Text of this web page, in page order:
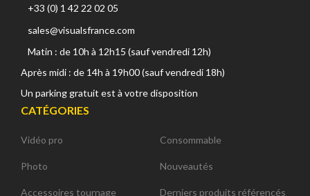
+33 (0) 1 42 22 02 05
sales@visualsfrance.com
Matin : de 10h à 12h15 (sauf vendredi 12h)
Après midi : de 14h à 19h00 (sauf vendredi 18h)
Un parking gratuit est à votre disposition
CATÉGORIES
Vidéo pro
Photo
Accessoires tournage
Consommable
Nouveautés
Derniers produits référencés